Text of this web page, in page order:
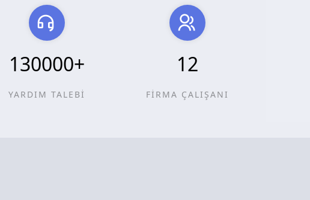
130000+
YARDIM TALEBİ
12
FİRMA ÇALIŞANI